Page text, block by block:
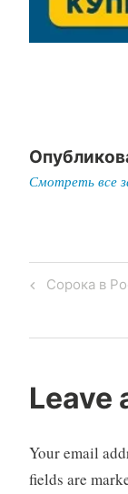
Смотреть все
Post
Previous
Сорока в
Leave
Your email
fields are